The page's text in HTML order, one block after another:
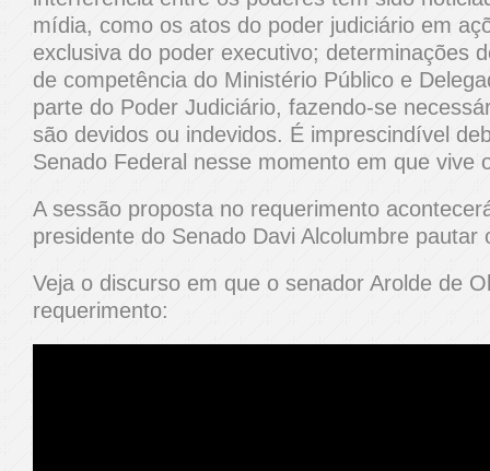
mídia, como os atos do poder judiciário em
exclusiva do poder executivo; determinações
de competência do Ministério Público e
parte do Poder Judiciário, fazendo-se
são devidos ou indevidos. É imprescindível
Senado Federal nesse momento em que vive
A sessão proposta no requerimento
presidente do Senado Davi Alcolumbre pautar
Veja o discurso em que o senador Arolde de
requerimento: